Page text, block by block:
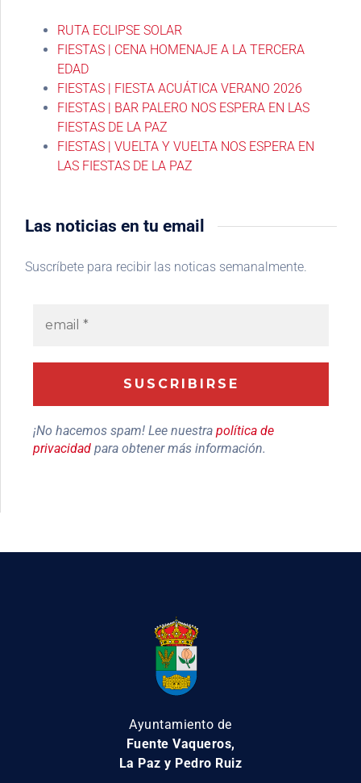
RUTA ECLIPSE SOLAR
FIESTAS | CENA HOMENAJE A LA TERCERA
EDAD
FIESTAS | FIESTA ACUÁTICA VERANO 2026
FIESTAS | BAR PALERO NOS ESPERA EN LAS
FIESTAS DE LA PAZ
FIESTAS | VUELTA Y VUELTA NOS ESPERA EN
LAS FIESTAS DE LA PAZ
Las noticias en tu email
Suscríbete para recibir las noticas semanalmente.
¡No hacemos spam! Lee nuestra política de
privacidad para obtener más información.
Ayuntamiento de
Fuente Vaqueros,
La Paz y Pedro Ruiz